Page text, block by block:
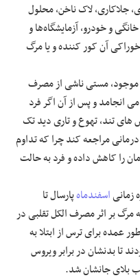
جلاکاری، لاک ناخن، محلول
و خودرو، آزمایشگاه‌ها و
آن کور کننده و یا مرگ
مستی ناشی از مصرف
طول می انجامد و پس از آن اگر فرد
های تند، تهوع و تاری دید تک
مراجعه کند چرا که تداوم
قابلیت درمان را کاهش داده و فرد به حالت
زمانیاسفندماهپارسال تا
بر اثر مصرف الکل تقلبی در
عمده برای ترس از ابتلا به
تا بدنشان در برابر ویروس
بلای جانشان شد.